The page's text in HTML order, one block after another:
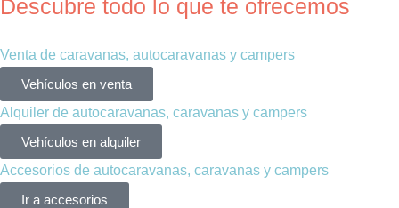
Descubre todo lo que te ofrecemos
Venta de caravanas, autocaravanas y campers
Vehículos en venta
Alquiler de autocaravanas, caravanas y campers
Vehículos en alquiler
Accesorios de autocaravanas, caravanas y campers
Ir a accesorios